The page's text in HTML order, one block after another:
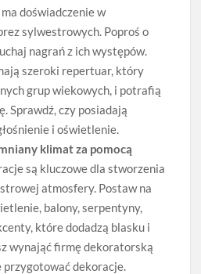
doświadczenie w
sylwestrowych. Poproś o
nagrań z ich występów.
szeroki repertuar, który
grup wiekowych, i potrafią
Sprawdź, czy posiadają
i oświetlenie.
klimat za pomocą
są kluczowe dla stworzenia
atmosfery. Postaw na
balony, serpentyny,
które dodadzą blasku i
wynająć firmę dekoratorską
przygotować dekoracje.